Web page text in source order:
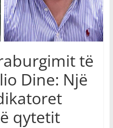
të
Dine: Një
qytetit